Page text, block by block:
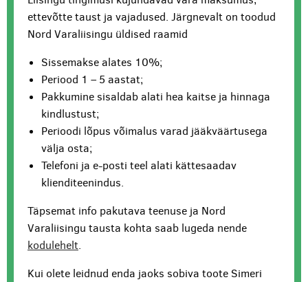
ettevõtte taust ja vajadused. Järgnevalt on toodud
Nord Varaliisingu üldised raamid
Sissemakse alates 10%;
Periood 1 – 5 aastat;
Pakkumine sisaldab alati hea kaitse ja hinnaga
kindlustust;
Perioodi lõpus võimalus varad jääkväärtusega
välja osta;
Telefoni ja e-posti teel alati kättesaadav
klienditeenindus.
Täpsemat info pakutava teenuse ja Nord
Varaliisingu tausta kohta saab lugeda nende
kodulehelt.
Kui olete leidnud enda jaoks sobiva toote Simeri